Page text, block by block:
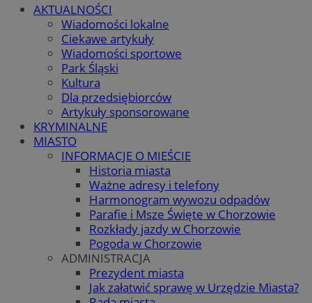
AKTUALNOŚCI
Wiadomości lokalne
Ciekawe artykuły
Wiadomości sportowe
Park Śląski
Kultura
Dla przedsiębiorców
Artykuły sponsorowane
KRYMINALNE
MIASTO
INFORMACJE O MIEŚCIE
Historia miasta
Ważne adresy i telefony
Harmonogram wywozu odpadów
Parafie i Msze Święte w Chorzowie
Rozkłady jazdy w Chorzowie
Pogoda w Chorzowie
ADMINISTRACJA
Prezydent miasta
Jak załatwić sprawę w Urzędzie Miasta?